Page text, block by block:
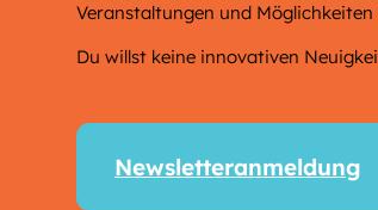
Veranstaltungen und
Du willst keine innovativen
Newsletteranmeldung